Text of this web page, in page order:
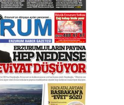
şehir, bir
kimin
BİR ÖMÜR
“NEDEN
YAZICI